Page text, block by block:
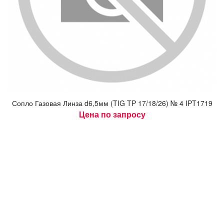
Соп­ло Га­зовая Лин­за d6,5мм (TIG TP 17/18/26) № 4 IPT1719
Цена по запросу